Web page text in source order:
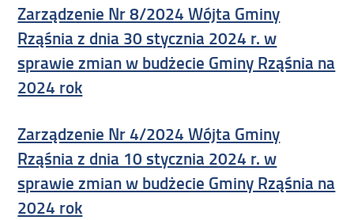
Zarządzenie Nr 8/2024 Wójta Gminy
Rząśnia z dnia 30 stycznia 2024 r. w
sprawie zmian w budżecie Gminy Rząśnia na
2024 rok
Zarządzenie Nr 4/2024 Wójta Gminy
Rząśnia z dnia 10 stycznia 2024 r. w
sprawie zmian w budżecie Gminy Rząśnia na
2024 rok